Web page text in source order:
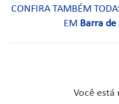
CONFIRA TAMBÉM
EM Barra de
Você está